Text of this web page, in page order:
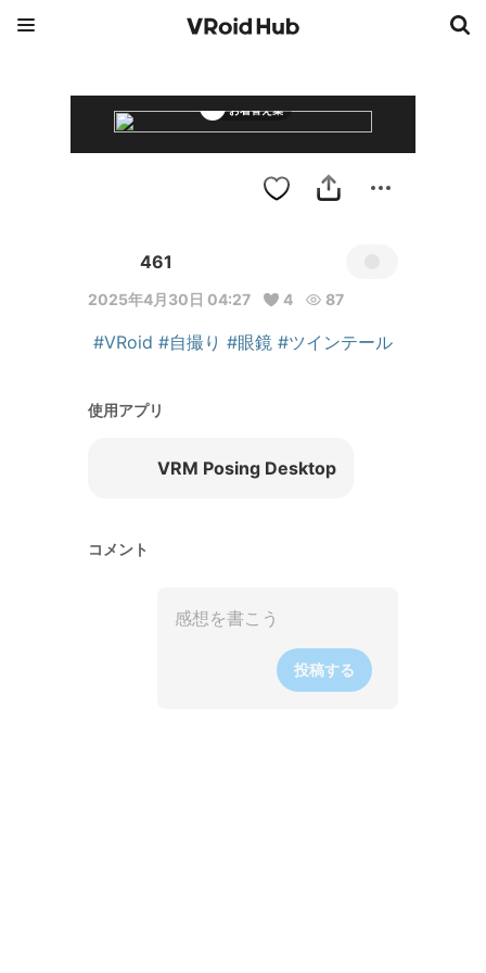
お着替え集
461
2025年4月30日 04:27 4 87
#VRoid #自撮り #眼鏡 #ツインテール
使用アプリ
VRM Posing Desktop
コメント
投稿する